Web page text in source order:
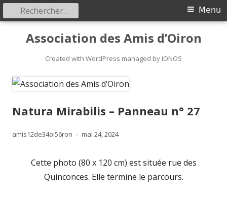
Association des Amis d’Oiron
Created with WordPress managed by IONOS
Primary
Menu
Menu
Rechercher :
Natura Mirabilis – Panneau n° 27
Author
amis12de34oi56ron
Published
mai 24, 2024
Cette photo (80 x 120 cm) est située rue des
Quinconces. Elle termine le parcours.